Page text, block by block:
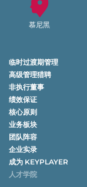
慕尼黑
临时过渡期管理
高级管理猎聘
非执行董事
绩效保证
核心原则
业务板块
团队阵容
企业实录
成为 KEYPLAYER
人才学院